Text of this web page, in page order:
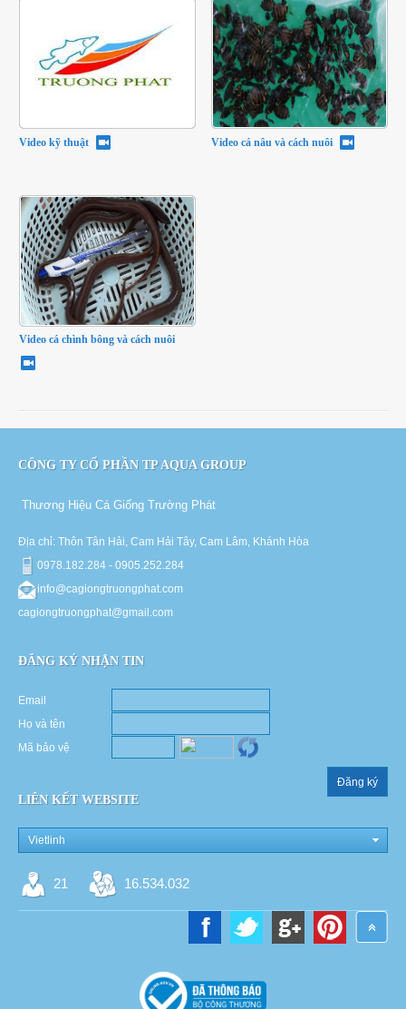
Video kỹ thuật Video cá nâu và cách nuôi
Video cá chình bông và cách nuôi
CÔNG TY CỔ PHẦN TP AQUA GROUP
Thương Hiệu Cá Giống Trường Phát
Địa chỉ: Thôn Tân Hải, Cam Hải Tây, Cam Lâm, Khánh Hòa
0978.182.284 - 0905.252.284
info@cagiongtruongphat.com
cagiongtruongphat@gmail.com
ĐĂNG KÝ NHẬN TIN
Email
Họ và tên
Mã bảo vệ
Đăng ký
LIÊN KẾT WEBSITE
Vietlinh
21 16.534.032